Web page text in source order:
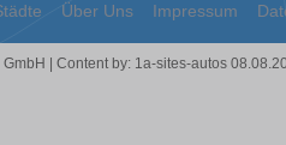
Über Uns Impressum
| Content by: 1a-sites-autos